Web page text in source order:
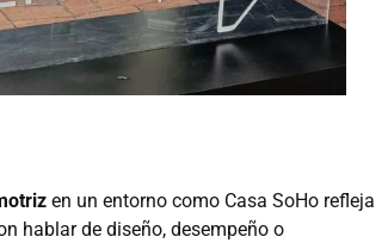
en un entorno como Casa SoHo refleja
hablar de diseño, desempeño o